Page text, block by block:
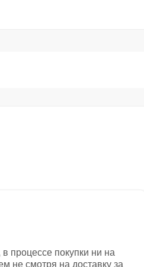
процессе покупки ни на
не смотря на доставку за